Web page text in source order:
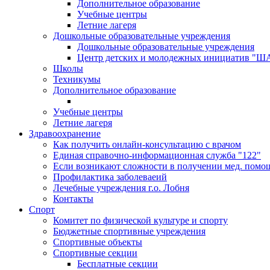
Дополнительное образование
Учебные центры
Летние лагеря
Дошкольные образовательные учреждения
Дошкольные образовательные учреждения
Центр детских и молодежных инициатив
Школы
Техникумы
Дополнительное образование
Учебные центры
Летние лагеря
Здравоохранение
Как получить онлайн-консультацию с врачом
Единая справочно-информационная служба "122"
Если возникают сложности в получении мед.
Профилактика заболеваеий
Лечебные учреждения г.о. Лобня
Контакты
Спорт
Комитет по физической культуре и спорту
Бюджетные спортивные учреждения
Спортивные объекты
Спортивные секции
Бесплатные секции